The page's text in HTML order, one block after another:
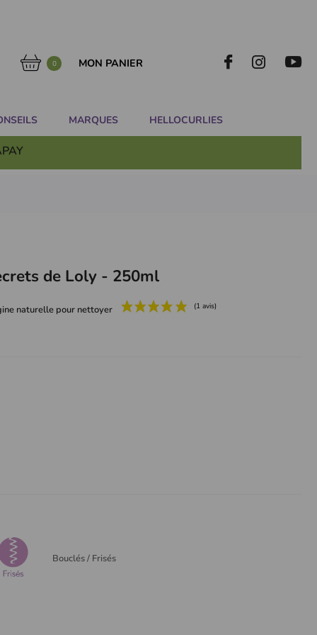
0 MON PANIER
MARQUES HELLOCURLIES
de Loly - 250ml
naturelle pour nettoyer
Bouclés / Frisés